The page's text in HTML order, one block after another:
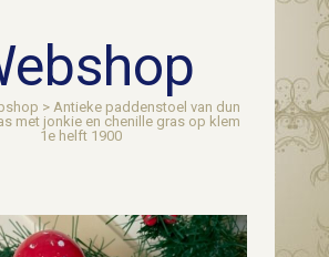
> Antieke paddenstoel van dun
met jonkie en chenille gras op klem
1e helft 1900